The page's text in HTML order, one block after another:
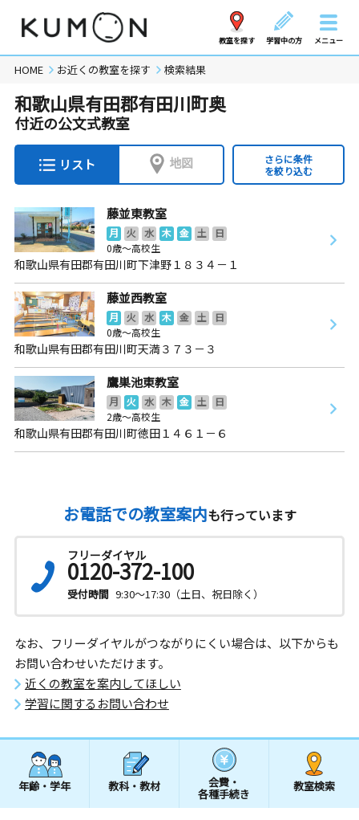
教室を探す 学習中の方 メニュー
HOME お近くの教室を探す 検索結果
和歌山県有田郡有田川町奥
付近の公文式教室
リスト 地図
さらに条件
を絞り込む
藤並東教室
月 火 水 木 金 土
日
0歳～高校生
和歌山県有田郡有田川町下津野１８３４－１
藤並西教室
月 火 水 木 金 土
日
0歳～高校生
和歌山県有田郡有田川町天満３７３－３
鷹巣池東教室
月 火 水 木 金 土
日
2歳～高校生
和歌山県有田郡有田川町徳田１４６１－６
お電話での教室案内も行っています
フリーダイヤル
0120-372-100
受付時間 9:30～17:30（土日、祝日除く）
なお、フリーダイヤルがつながりにくい場合は、以下からも
お問い合わせいただけます。
近くの教室を案内してほしい
学習に関するお問い合わせ
年齢・学年 教科・教材 会費・
各種手続き
教室検索